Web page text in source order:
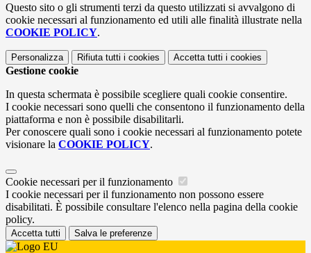
Questo sito o gli strumenti terzi da questo utilizzati si avvalgono di
cookie necessari al funzionamento ed utili alle finalità illustrate nella
COOKIE POLICY.
Personalizza Rifiuta tutti i cookies Accetta tutti i cookies
Gestione cookie
In questa schermata è possibile scegliere quali cookie consentire.
I cookie necessari sono quelli che consentono il funzionamento della
piattaforma e non è possibile disabilitarli.
Per conoscere quali sono i cookie necessari al funzionamento potete
visionare la COOKIE POLICY.
Cookie necessari per il funzionamento
I cookie necessari per il funzionamento non possono essere
disabilitati. È possibile consultare l'elenco nella pagina della cookie
policy.
Accetta tutti Salva le preferenze